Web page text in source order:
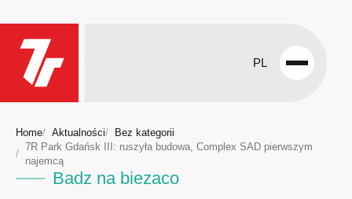
PL
Open
Home Aktualności
Bez kategorii
7R Park Gdańsk III: ruszyła budowa, Complex SAD pierwszym
najemcą
Badz na biezaco